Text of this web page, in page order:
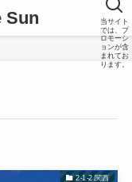
Sun 当サイト
では、プ
ロモーシ
ョンが含
まれてお
ります。
2-1-2.関西